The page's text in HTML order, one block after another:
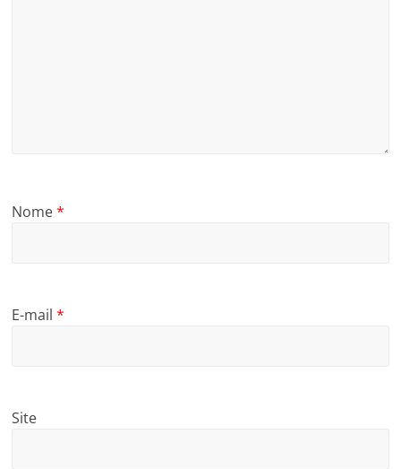
Nome*
E-mail*
Site